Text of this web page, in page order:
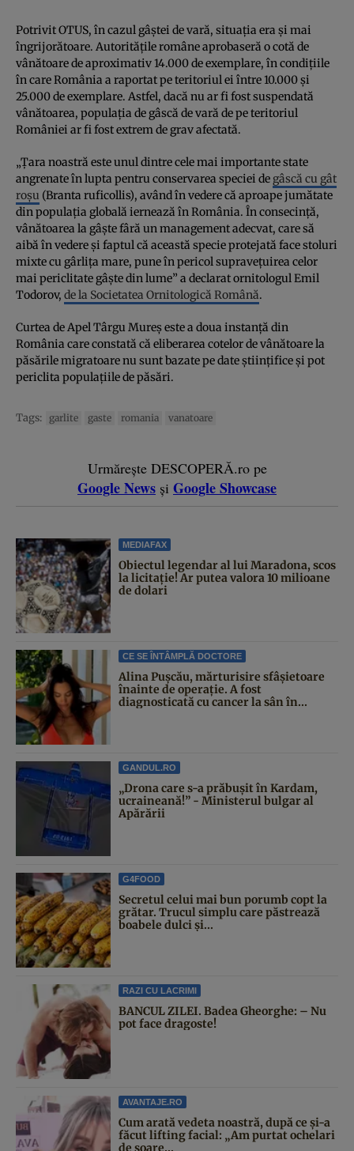
Potrivit OTUS, în cazul gâștei de vară, situația era și mai
îngrijorătoare. Autoritățile române aprobaseră o cotă de
vânătoare de aproximativ 14.000 de exemplare, în condițiile
în care România a raportat pe teritoriul ei între 10.000 și
25.000 de exemplare. Astfel, dacă nu ar fi fost suspendată
vânătoarea, populația de gâscă de vară de pe teritoriul
României ar fi fost extrem de grav afectată.
„Țara noastră este unul dintre cele mai importante state
angrenate în lupta pentru conservarea speciei de gâscă cu gât
roșu (Branta ruficollis), având în vedere că aproape jumătate
din populația globală iernează în România. În consecință,
vânătoarea la gâște fâră un management adecvat, care să
aibă în vedere și faptul că această specie protejată face stoluri
mixte cu gârlița mare, pune în pericol supravețuirea celor
mai periclitate gâște din lume” a declarat ornitologul Emil
Todorov, de la Societatea Ornitologică Română.
Curtea de Apel Târgu Mureș este a doua instanță din
România care constată că eliberarea cotelor de vânătoare la
păsările migratoare nu sunt bazate pe date științifice și pot
periclita populațiile de păsări.
Tags: garlite gaste romania vanatoare
Urmărește DESCOPERĂ.ro pe
Google News și Google Showcase
MEDIAFAX
Obiectul legendar al lui Maradona, scos
la licitație! Ar putea valora 10 milioane
de dolari
CE SE ÎNTÂMPLĂ DOCTORE
Alina Pușcău, mărturisire sfâșietoare
înainte de operație. A fost
diagnosticată cu cancer la sân în...
GANDUL.RO
„Drona care s-a prăbușit în Kardam,
ucraineană!” - Ministerul bulgar al
Apărării
G4FOOD
Secretul celui mai bun porumb copt la
grătar. Trucul simplu care păstrează
boabele dulci și...
RAZI CU LACRIMI
BANCUL ZILEI. Badea Gheorghe: – Nu
pot face dragoste!
AVANTAJE.RO
Cum arată vedeta noastră, după ce și-a
făcut lifting facial: „Am purtat ochelari
de soare...